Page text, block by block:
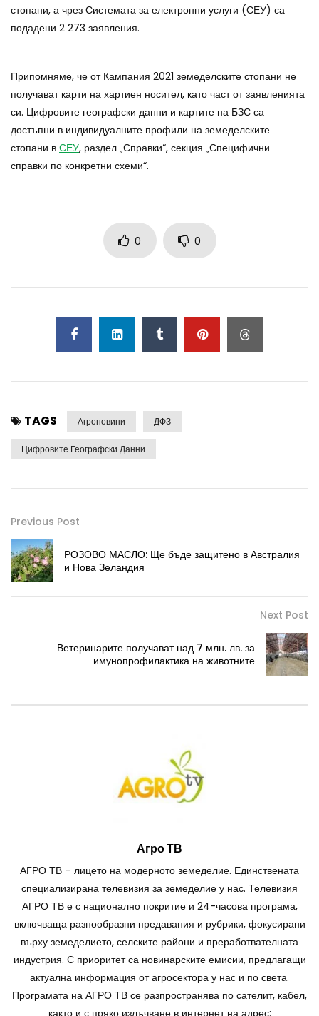
стопани, а чрез Системата за електронни услуги (СЕУ) са
подадени 2 273 заявления.
Припомняме, че от Кампания 2021 земеделските стопани не
получават карти на хартиен носител, като част от заявленията
си. Цифровите географски данни и картите на БЗС са
достъпни в индивидуалните профили на земеделските
стопани в СЕУ, раздел „Справки“, секция „Специфични
справки по конкретни схеми“.
0 0
TAGS Агроновини ДФЗ
Цифровите Географски Данни
Previous Post
РОЗОВО МАСЛО: Ще бъде защитено в Австралия
и Нова Зеландия
Next Post
Ветеринарите получават над 7 млн. лв. за
имунопрофилактика на животните
Агро ТВ
АГРО ТВ – лицето на модерното земеделие. Единствената
специализирана телевизия за земеделие у нас. Телевизия
АГРО ТВ е с национално покритие и 24-часова програма,
включваща разнообразни предавания и рубрики, фокусирани
върху земеделието, селските райони и преработвателната
индустрия. С приоритет са новинарските емисии, предлагащи
актуална информация от агросектора у нас и по света.
Програмата на АГРО ТВ се разпространява по сателит, кабел,
както и с пряко излъчване в интернет на адрес: